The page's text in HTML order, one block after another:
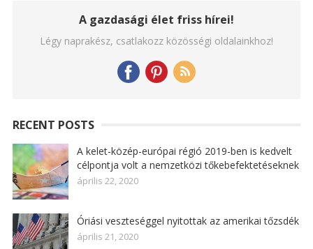
A gazdasági élet friss hírei!
Légy naprakész, csatlakozz közösségi oldalainkhoz!
RECENT POSTS
A kelet-közép-európai régió 2019-ben is kedvelt
célpontja volt a nemzetközi tőkebefektetéseknek
április 22, 2020
Óriási veszteséggel nyitottak az amerikai tőzsdék
április 21, 2020